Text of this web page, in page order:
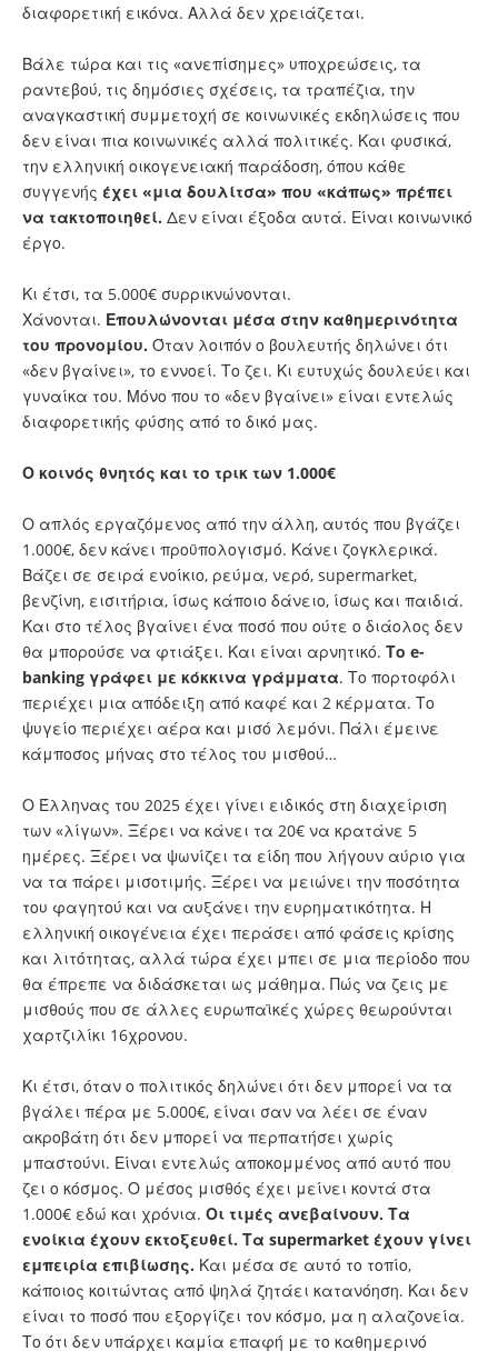
διαφορετική εικόνα. Αλλά δεν χρειάζεται.
Βάλε τώρα και τις «ανεπίσημες» υποχρεώσεις, τα
ραντεβού, τις δημόσιες σχέσεις, τα τραπέζια, την
αναγκαστική συμμετοχή σε κοινωνικές εκδηλώσεις που
δεν είναι πια κοινωνικές αλλά πολιτικές. Και φυσικά,
την ελληνική οικογενειακή παράδοση, όπου κάθε
συγγενής έχει «μια δουλίτσα» που «κάπως» πρέπει
να τακτοποιηθεί. Δεν είναι έξοδα αυτά. Είναι κοινωνικό
έργο.
Κι έτσι, τα 5.000€ συρρικνώνονται.
Χάνονται. Επουλώνονται μέσα στην καθημερινότητα
του προνομίου. Όταν λοιπόν ο βουλευτής δηλώνει ότι
«δεν βγαίνει», το εννοεί. Το ζει. Κι ευτυχώς δουλεύει και
γυναίκα του. Μόνο που το «δεν βγαίνει» είναι εντελώς
διαφορετικής φύσης από το δικό μας.
Ο κοινός θνητός και το τρικ των 1.000€
Ο απλός εργαζόμενος από την άλλη, αυτός που βγάζει
1.000€, δεν κάνει προϋπολογισμό. Κάνει ζογκλερικά.
Βάζει σε σειρά ενοίκιο, ρεύμα, νερό, supermarket,
βενζίνη, εισιτήρια, ίσως κάποιο δάνειο, ίσως και παιδιά.
Και στο τέλος βγαίνει ένα ποσό που ούτε ο διάολος δεν
θα μπορούσε να φτιάξει. Και είναι αρνητικό. Το e-
banking γράφει με κόκκινα γράμματα. Το πορτοφόλι
περιέχει μια απόδειξη από καφέ και 2 κέρματα. Το
ψυγείο περιέχει αέρα και μισό λεμόνι. Πάλι έμεινε
κάμποσος μήνας στο τέλος του μισθού…
Ο Έλληνας του 2025 έχει γίνει ειδικός στη διαχείριση
των «λίγων». Ξέρει να κάνει τα 20€ να κρατάνε 5
ημέρες. Ξέρει να ψωνίζει τα είδη που λήγουν αύριο για
να τα πάρει μισοτιμής. Ξέρει να μειώνει την ποσότητα
του φαγητού και να αυξάνει την ευρηματικότητα. Η
ελληνική οικογένεια έχει περάσει από φάσεις κρίσης
και λιτότητας, αλλά τώρα έχει μπει σε μια περίοδο που
θα έπρεπε να διδάσκεται ως μάθημα. Πώς να ζεις με
μισθούς που σε άλλες ευρωπαϊκές χώρες θεωρούνται
χαρτζιλίκι 16χρονου.
Κι έτσι, όταν ο πολιτικός δηλώνει ότι δεν μπορεί να τα
βγάλει πέρα με 5.000€, είναι σαν να λέει σε έναν
ακροβάτη ότι δεν μπορεί να περπατήσει χωρίς
μπαστούνι. Είναι εντελώς αποκομμένος από αυτό που
ζει ο κόσμος. Ο μέσος μισθός έχει μείνει κοντά στα
1.000€ εδώ και χρόνια. Οι τιμές ανεβαίνουν. Τα
ενοίκια έχουν εκτοξευθεί. Τα supermarket έχουν γίνει
εμπειρία επιβίωσης. Και μέσα σε αυτό το τοπίο,
κάποιος κοιτώντας από ψηλά ζητάει κατανόηση. Και δεν
είναι το ποσό που εξοργίζει τον κόσμο, μα η αλαζονεία.
Το ότι δεν υπάρχει καμία επαφή με το καθημερινό